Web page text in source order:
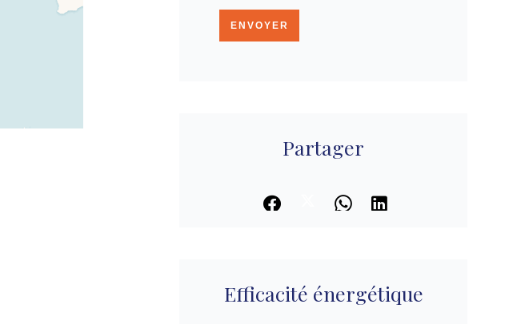
ENVOYER
Partager
Efficacité énergétique